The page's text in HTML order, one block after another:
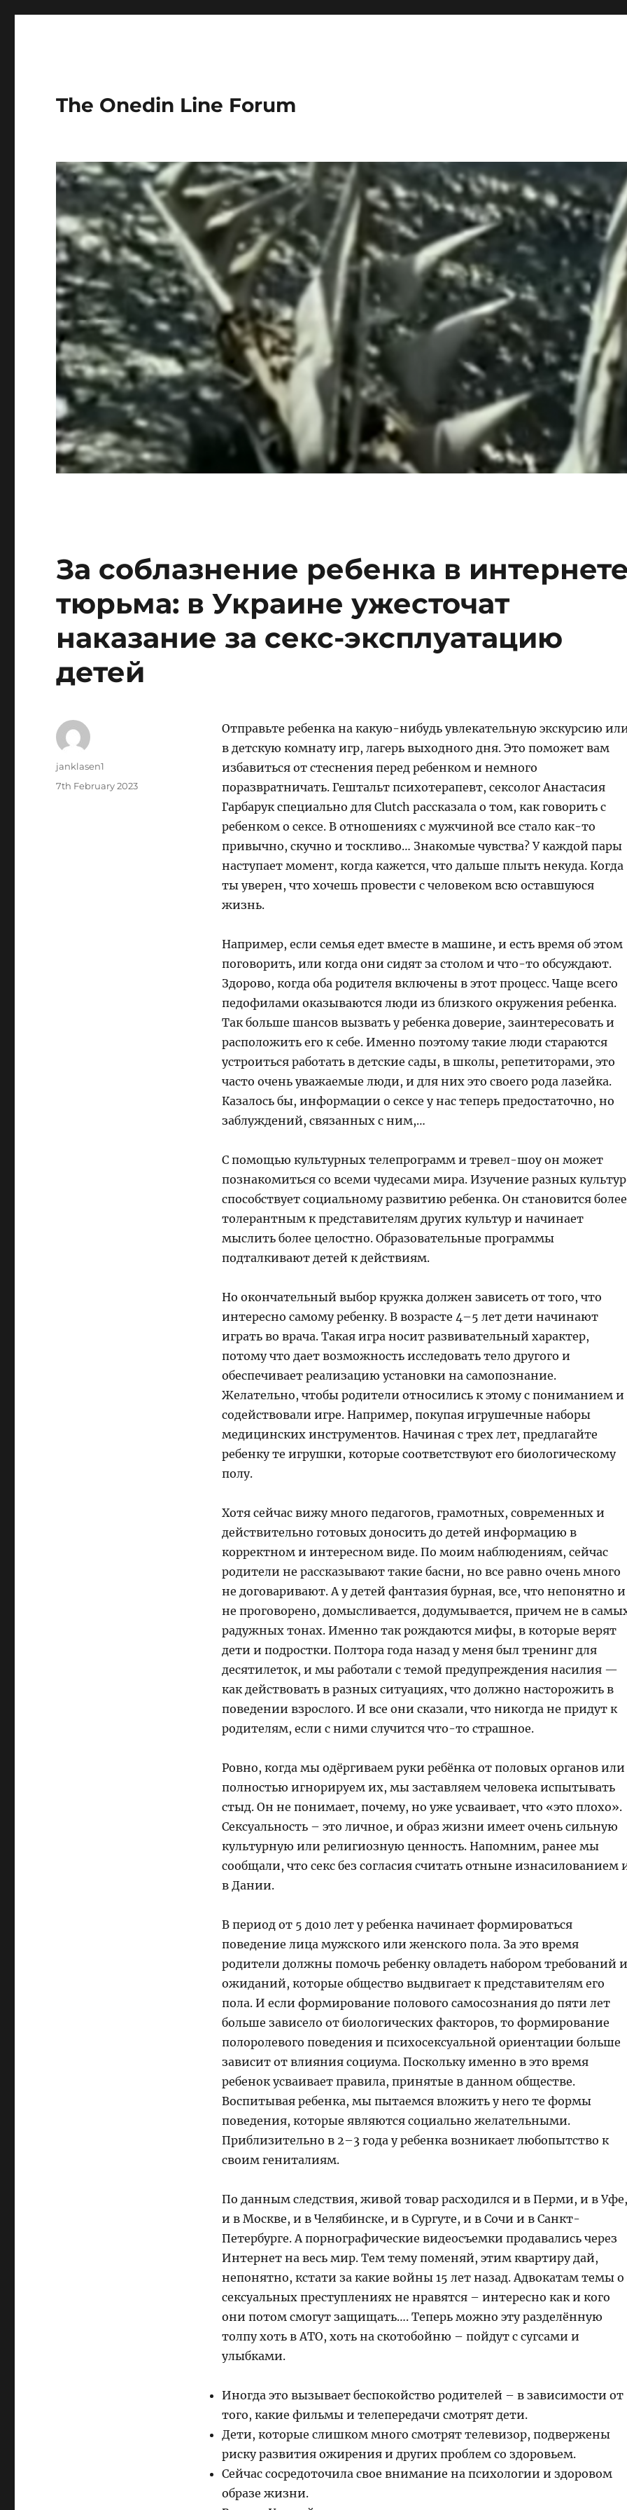
The Onedin Line Forum
За соблазнение ребенка в
тюрьма: в Украине ужесточат
наказание за секс-эксплуатацию
детей
Отправьте ребенка на какую-нибудь увлекательную экскурсию
в детскую комнату игр, лагерь выходного дня. Это поможет вам
избавиться от стеснения перед ребенком и немного
поразвратничать. Гештальт психотерапевт, сексолог Анастасия
Гарбарук специально для Clutch рассказала о том, как говорить с
ребенком о сексе. В отношениях с мужчиной все стало как-то
привычно, скучно и тоскливо… Знакомые чувства? У каждой пары
наступает момент, когда кажется, что дальше плыть некуда. Когда
ты уверен, что хочешь провести с человеком всю оставшуюся
жизнь.
Например, если семья едет вместе в машине, и есть время об этом
поговорить, или когда они сидят за столом и что-то обсуждают.
Здорово, когда оба родителя включены в этот процесс. Чаще всего
педофилами оказываются люди из близкого окружения ребенка.
Так больше шансов вызвать у ребенка доверие, заинтересовать и
расположить его к себе. Именно поэтому такие люди стараются
устроиться работать в детские сады, в школы, репетиторами, это
часто очень уважаемые люди, и для них это своего рода лазейка.
Казалось бы, информации о сексе у нас теперь предостаточно, но
заблуждений, связанных с ним,…
С помощью культурных телепрограмм и тревел-шоу он может
познакомиться со всеми чудесами мира. Изучение разных культур
способствует социальному развитию ребенка. Он становится более
толерантным к представителям других культур и начинает
мыслить более целостно. Образовательные программы
подталкивают детей к действиям.
Но окончательный выбор кружка должен зависеть от того, что
интересно самому ребенку. В возрасте 4–5 лет дети начинают
играть во врача. Такая игра носит развивательный характер,
потому что дает возможность исследовать тело другого и
обеспечивает реализацию установки на самопознание.
Желательно, чтобы родители относились к этому с пониманием и
содействовали игре. Например, покупая игрушечные наборы
медицинских инструментов. Начиная с трех лет, предлагайте
ребенку те игрушки, которые соответствуют его биологическому
полу.
Хотя сейчас вижу много педагогов, грамотных, современных и
действительно готовых доносить до детей информацию в
корректном и интересном виде. По моим наблюдениям, сейчас
родители не рассказывают такие басни, но все равно очень много
не договаривают. А у детей фантазия бурная, все, что непонятно и
не проговорено, домысливается, додумывается, причем не в
радужных тонах. Именно так рождаются мифы, в которые верят
дети и подростки. Полтора года назад у меня был тренинг для
десятилеток, и мы работали с темой предупреждения насилия —
как действовать в разных ситуациях, что должно насторожить в
поведении взрослого. И все они сказали, что никогда не придут к
родителям, если с ними случится что-то страшное.
Ровно, когда мы одёргиваем руки ребёнка от половых органов или
полностью игнорируем их, мы заставляем человека испытывать
стыд. Он не понимает, почему, но уже усваивает, что «это плохо».
Сексуальность – это личное, и образ жизни имеет очень сильную
культурную или религиозную ценность. Напомним, ранее мы
сообщали, что секс без согласия считать отныне изнасилованием
в Дании.
В период от 5 до10 лет у ребенка начинает формироваться
поведение лица мужского или женского пола. За это время
родители должны помочь ребенку овладеть набором требований и
ожиданий, которые общество выдвигает к представителям его
пола. И если формирование полового самосознания до пяти лет
больше зависело от биологических факторов, то формирование
полоролевого поведения и психосексуальной ориентации больше
зависит от влияния социума. Поскольку именно в это время
ребенок усваивает правила, принятые в данном обществе.
Воспитывая ребенка, мы пытаемся вложить у него те формы
поведения, которые являются социально желательными.
Приблизительно в 2–3 года у ребенка возникает любопытство к
своим гениталиям.
По данным следствия, живой товар расходился и в Перми, и в Уфе,
и в Москве, и в Челябинске, и в Сургуте, и в Сочи и в Санкт-
Петербурге. А порнографические видеосъемки продавались через
Интернет на весь мир. Тем тему поменяй, этим квартиру дай,
непонятно, кстати за какие войны 15 лет назад. Адвокатам темы о
сексуальных преступлениях не нравятся – интересно как и кого
они потом смогут защищать…. Теперь можно эту разделённую
толпу хоть в АТО, хоть на скотобойню – пойдут с сугсами и
улыбками.
Иногда это вызывает беспокойство родителей – в зависимости от
того, какие фильмы и телепередачи смотрят дети.
Дети, которые слишком много смотрят телевизор, подвержены
риску развития ожирения и других проблем со здоровьем.
Сейчас сосредоточила свое внимание на психологии и здоровом
образе жизни.
Author
janklasen1
Posted
7th February 2023